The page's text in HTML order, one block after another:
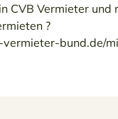
CVB Vermieter und
?
bund.de/